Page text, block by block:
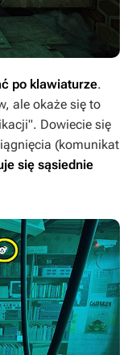
po klawiaturze.
ale okaże się to
Dowiecie się
(komunikat
się sąsiednie